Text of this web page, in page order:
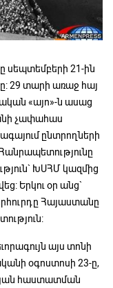
սեպտեմբերի 21-ին
29 տարի առաջ հայ
«այո»-ն ասաց
չափահաս
ընտրողների
ԽՍՀՄ կազմից
Երկու օր անց`
Հայաստանը
այս տոնի
օգոստոսի 23-ը,
հաստատման